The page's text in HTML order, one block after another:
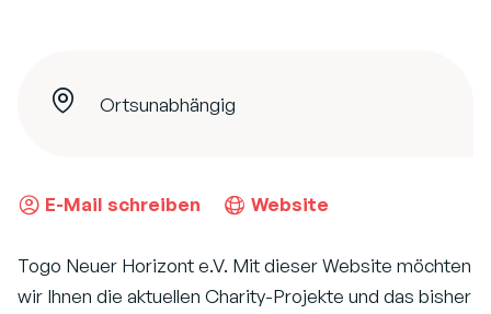
Ortsunabhängig
E-Mail schreiben Website
Togo Neuer Horizont e.V. Mit dieser Website möchten
wir Ihnen die aktuellen Charity-Projekte und das bisher